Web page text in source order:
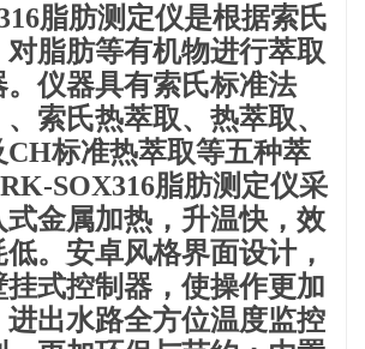
脂肪测定仪是根据索氏
脂肪等有机物进行萃取
仪器具有索氏标准法
、索氏热萃取、热萃取、
CH标准热萃取等五种萃
SOX316脂肪测定仪采
式金属加热，升温快，效
。安卓风格界面设计，
挂式控制器，使操作更加
出水路全方位温度监控